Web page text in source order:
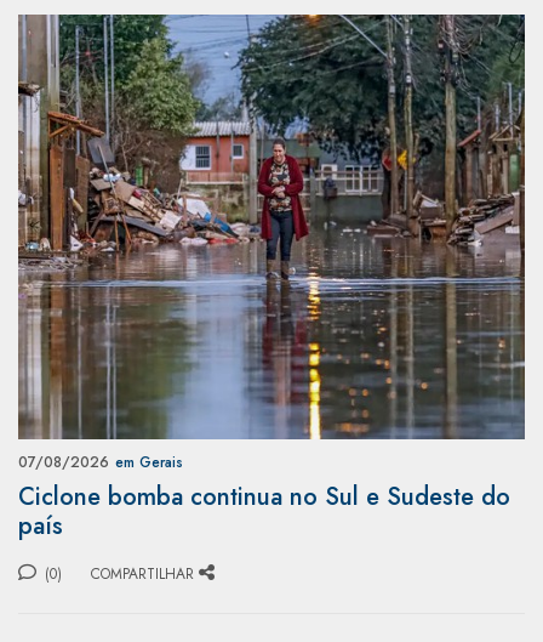
07/08/2026 em Gerais
Ciclone bomba continua no Sul e Sudeste do
país
(0) COMPARTILHAR